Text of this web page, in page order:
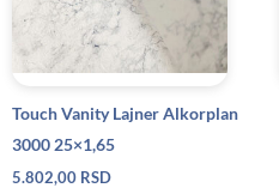
Touch Vanity Lajner Alkorplan
3000 25×1,65
5.802,00 RSD